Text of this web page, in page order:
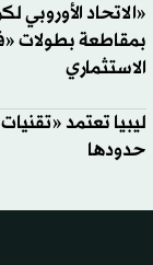
«الاتحاد الأوروبي
بمقاطعة بطولات
الاستثماري
ليبيا تعتمد
حدودها